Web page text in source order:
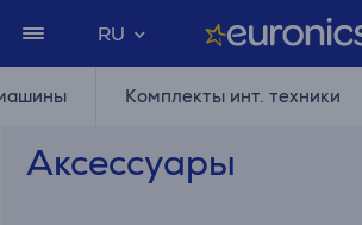
RU
Комплекты инт. техники
Аксессуары